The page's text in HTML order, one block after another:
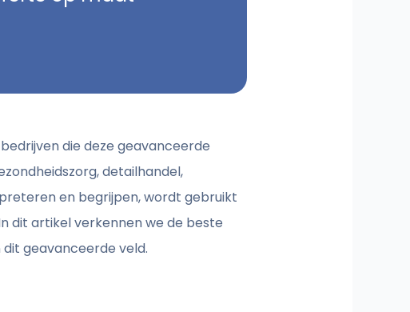
die deze geavanceerde
detailhandel,
en begrijpen, wordt gebruikt
dit artikel verkennen we de beste
geavanceerde veld.